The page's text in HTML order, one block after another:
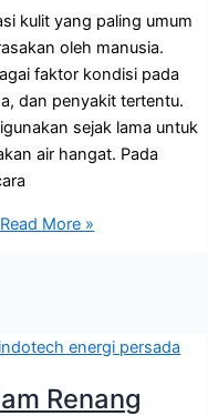
kulit yang paling umum
oleh manusia.
faktor kondisi pada
dan penyakit tertentu.
sejak lama untuk
air hangat. Pada
Read More »
Renang